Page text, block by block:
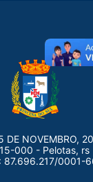
DE NOVEMBRO,
000 - Pelotas, rs
87.696.217/0001-